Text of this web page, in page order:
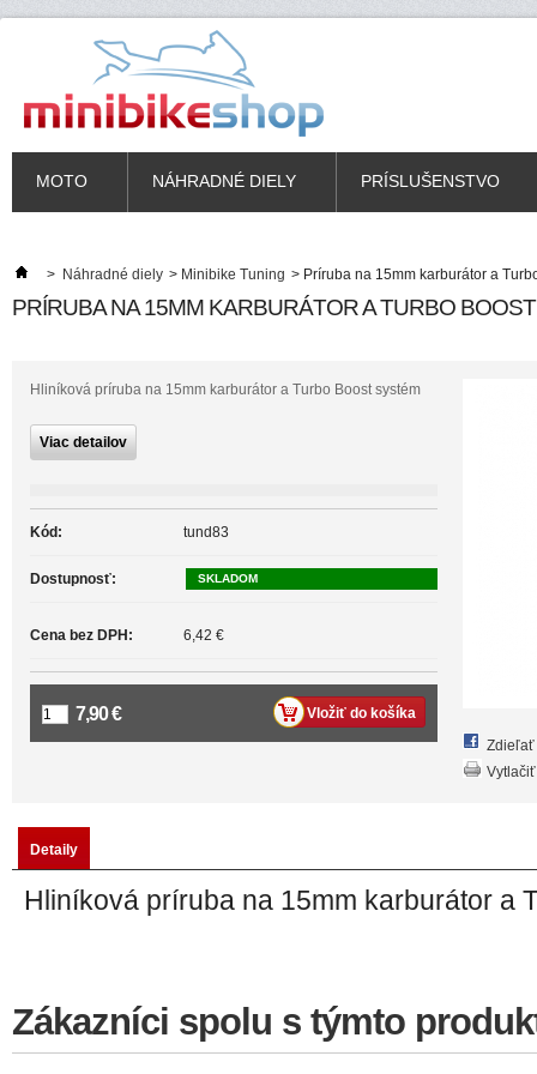
MOTO NÁHRADNÉ DIELY PRÍSLUŠENSTVO
> Náhradné diely > Minibike Tuning > Príruba na 15mm karburátor a
PRÍRUBA NA 15MM KARBURÁTOR A TURBO BOOST
Zdieľať
Vytlačiť
Hliníková príruba na 15mm karburátor a Turbo Boost systém
Viac detailov
Kód: tund83
Dostupnosť: SKLADOM
Cena bez DPH: 6,42 €
7,90 €
Detaily
Hliníková príruba na 15mm karburátor a
Zákazníci spolu s týmto